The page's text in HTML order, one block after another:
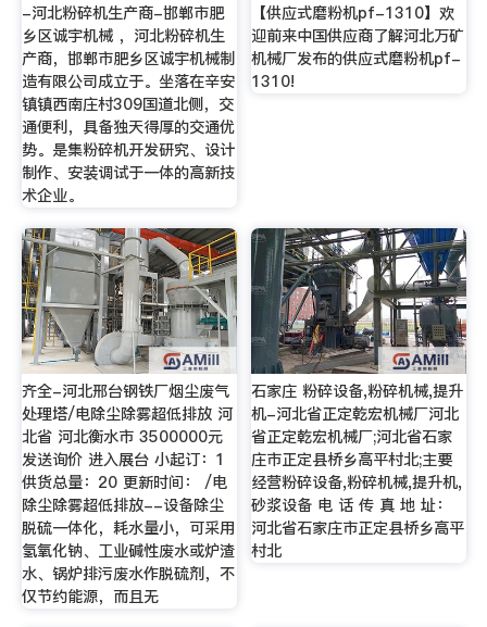
-河北粉碎机生产商-邯郸市肥
乡区诚宇机械 ，河北粉碎机生
产商，邯郸市肥乡区诚宇机械制
造有限公司成立于。坐落在辛安
镇镇西南庄村309国道北侧，交
通便利，具备独天得厚的交通优
势。是集粉碎机开发研究、设计
制作、安装调试于一体的高新技
术企业。
【供应式磨粉机pf-1310】欢
迎前来中国供应商了解河北万矿
机械厂发布的供应式磨粉机pf-
1310!
齐全-河北邢台钢铁厂烟尘废气
处理塔/电除尘除雾超低排放 河
北省 河北衡水市 3500000元
发送询价 进入展台 小起订：1
供货总量：20 更新时间： /电
除尘除雾超低排放--设备除尘
脱硫一体化，耗水量小，可采用
氢氧化钠、工业碱性废水或炉渣
水、锅炉排污废水作脱硫剂，不
仅节约能源，而且无
石家庄 粉碎设备,粉碎机械,提升
机-河北省正定乾宏机械厂河北
省正定乾宏机械厂;河北省石家
庄市正定县桥乡高平村北;主要
经营粉碎设备,粉碎机械,提升机,
砂浆设备 电 话 传 真 地 址：
河北省石家庄市正定县桥乡高平
村北